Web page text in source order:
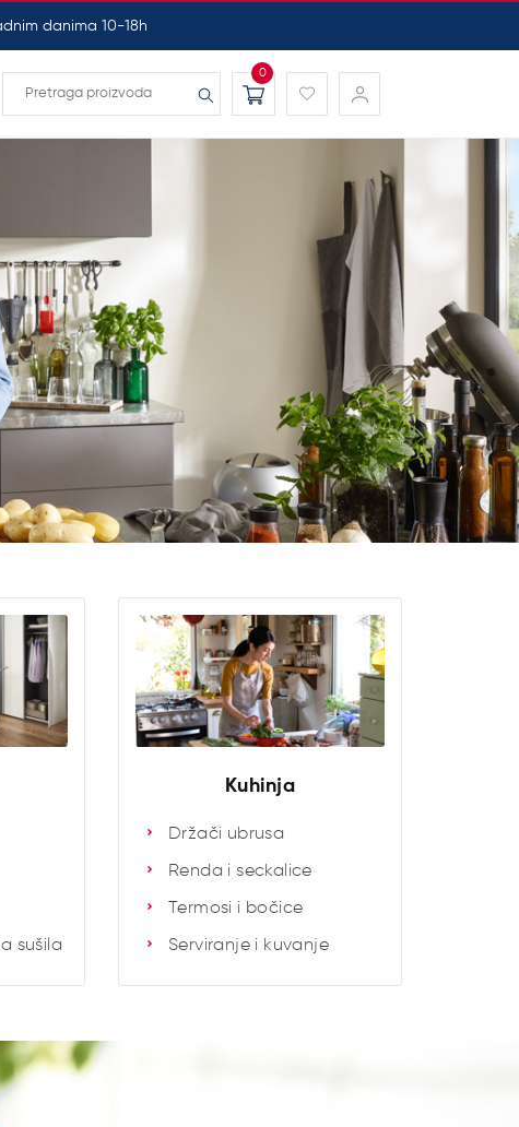
danima 10-18h
0
sušila
Kuhinja
Držači ubrusa
Renda i seckalice
Termosi i bočice
Serviranje i kuvanje